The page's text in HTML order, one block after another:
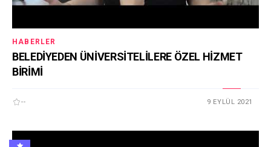
HABERLER
BELEDİYEDEN ÜNİVERSİTELİLERE ÖZEL HİZMET
BİRİMİ
-- 9 EYLÜL 2021